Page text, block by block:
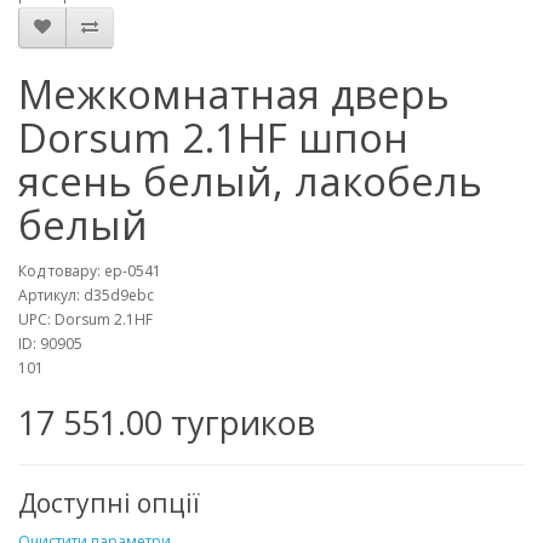
Межкомнатная дверь
Dorsum 2.1HF шпон
ясень белый, лакобель
белый
Код товару: ep-0541
Артикул: d35d9ebc
UPC: Dorsum 2.1HF
ID: 90905
101
17 551.00 тугриков
Доступні опції